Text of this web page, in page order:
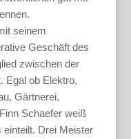
seinem
Geschäft des
zwischen der
Egal ob Elektro,
Gärtnerei,
Schaefer weiß
Drei Meister